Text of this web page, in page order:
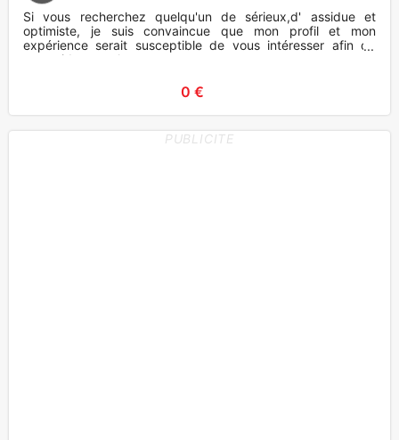
Si vous recherchez quelqu'un de sérieux,d' assidue et
optimiste, je suis convaincue que mon profil et mon
expérience serait susceptible de vous intéresser afin de
vous aider pour l
0 €
PUBLICITE